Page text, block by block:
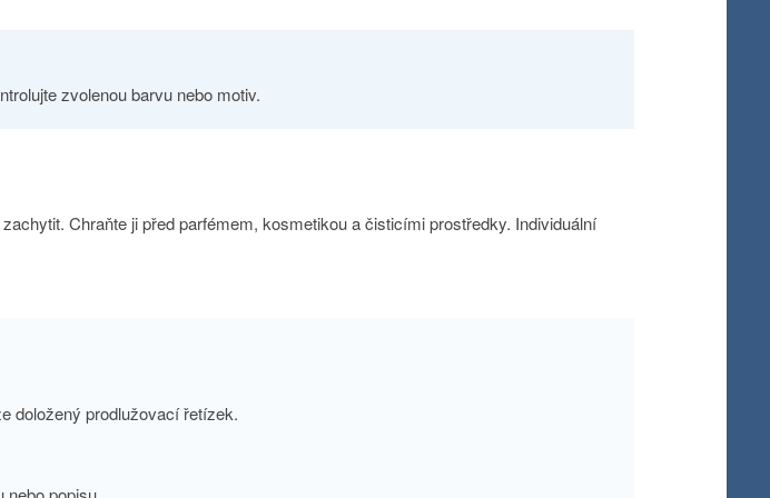
zvolenou barvu nebo motiv.
Chraňte ji před parfémem, kosmetikou a čisticími prostředky. Individuální
doložený prodlužovací řetízek.